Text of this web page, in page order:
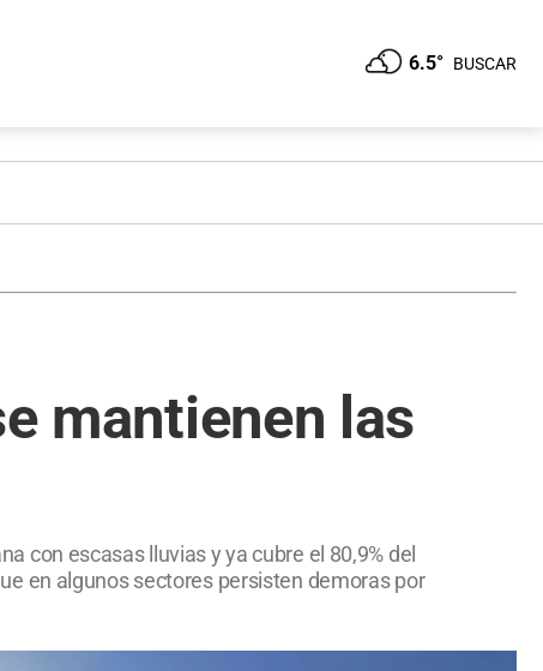
6.5° BUSCAR
mantienen las
con escasas lluvias y ya cubre el 80,9% del
en algunos sectores persisten demoras por